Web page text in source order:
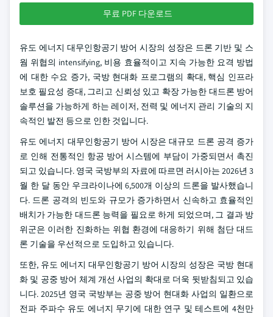
무료 PDF 다운로드
유도 에너지 대무인항공기 방어 시장의 성장은 드론 기반 및 스
웜 위협의 intensifying, 비용 효율적이고 지속 가능한 요격 방법
에 대한 수요 증가, 국방 현대화 프로그램의 확대, 핵심 인프라
보호 필요성 증대, 그리고 신뢰성 있고 확장 가능한 대드론 방어
솔루션을 가능하게 하는 레이저, 전력 및 에너지 관리 기술의 지
속적인 발전 등으로 인한 것입니다.
유도 에너지 대무인항공기 방어 시장은 대규모 드론 공격 증가
로 인해 전통적인 항공 방어 시스템에 부담이 가중되면서 촉진
되고 있습니다. 영국 국방부의 자료에 따르면 러시아는 2026년 3
월 한 달 동안 우크라이나에 6,500개 이상의 드론을 발사했습니
다. 드론 공격의 빈도와 규모가 증가하면서 신속하고 효율적인
배치가 가능한 대드론 능력을 필요로 하게 되었으며, 그 결과 방
위군은 이러한 진화하는 위협 환경에 대응하기 위해 첨단 대드
론 기술을 우선적으로 도입하고 있습니다.
또한, 유도 에너지 대무인항공기 방어 시장의 성장은 국방 현대
화 및 공중 방어 체계 개선 사업의 확대로 더욱 뒷받침되고 있습
니다. 2025년 영국 국방부는 공중 방어 현대화 사업의 일환으로
전파 주파수 유도 에너지 무기에 대한 연구 및 테스트에 4천만